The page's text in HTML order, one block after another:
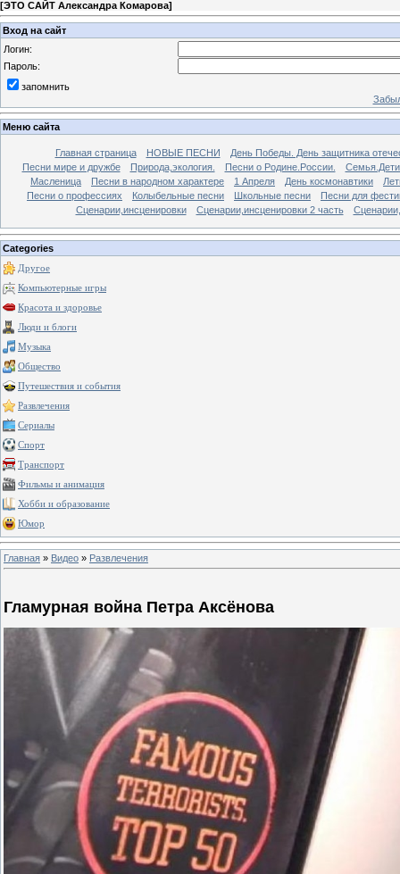
[ЭТО САЙТ Александра Комарова]
Вход на сайт
Логин:
Пароль:
запомнить
Меню сайта
Главная страница НОВЫЕ ПЕСНИ
День Победы. День защитника
Песни мире и дружбе
Природа,экология. Песни о Родине.России.
Масленица
Песни в народном характере 1 Апреля День космонавтики
Песни о профессиях
Колыбельные песни Школьные песни
Песни для
Сценарии,инсценировки
Сценарии,инсценировки 2 часть
Categories
Другое
Компьютерные игры
Красота и здоровье
Люди и блоги
Музыка
Общество
Путешествия и события
Развлечения
Сериалы
Спорт
Транспорт
Фильмы и анимация
Хобби и образование
Юмор
Главная » Видео » Развлечения
Гламурная война Петра Аксёнова